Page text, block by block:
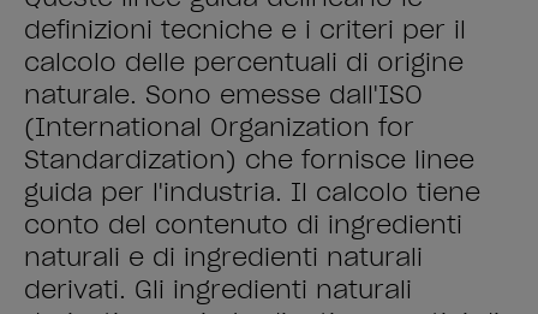
definizioni tecniche e i criteri per il
calcolo delle percentuali di origine
naturale. Sono emesse dall'ISO
(International Organization for
Standardization) che fornisce linee
guida per l'industria. Il calcolo tiene
conto del contenuto di ingredienti
naturali e di ingredienti naturali
derivati. Gli ingredienti naturali